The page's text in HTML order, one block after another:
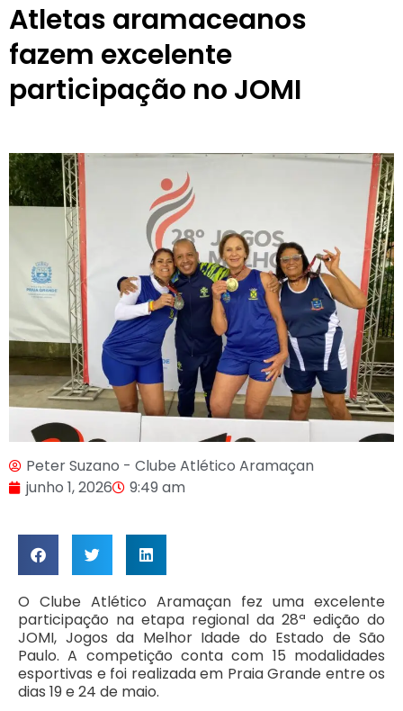
Atletas aramaceanos
fazem excelente
participação no JOMI
Peter Suzano - Clube Atlético Aramaçan
junho 1, 2026
9:49 am
O Clube Atlético Aramaçan fez uma excelente
participação na etapa regional da 28ª edição do
JOMI, Jogos da Melhor Idade do Estado de São
Paulo. A competição conta com 15 modalidades
esportivas e foi realizada em Praia Grande entre os
dias 19 e 24 de maio.